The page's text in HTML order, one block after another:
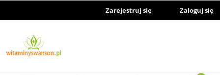
Zarejestruj się Zaloguj się